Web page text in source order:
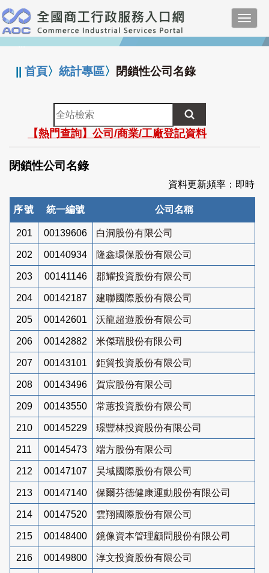
跳
到
主
要
:::
||首頁〉統計專區〉 閉鎖性公司名錄
全
站
檢
索
【熱門查詢】公司/商業/工廠登記資料
閉鎖性公司名錄
資料更新頻率：即時
序號 統一編號 公司名稱
201 00139606 白洞股份有限公司
202 00140934 隆鑫環保股份有限公司
203 00141146 郡耀投資股份有限公司
204 00142187 建聯國際股份有限公司
205 00142601 沃龍超遊股份有限公司
206 00142882 米傑瑞股份有限公司
207 00143101 鉅貿投資股份有限公司
208 00143496 賀宸股份有限公司
209 00143550 常蕙投資股份有限公司
210 00145229 璟豐林投資股份有限公司
211 00145473 端方股份有限公司
212 00147107 昊域國際股份有限公司
213 00147140 保爾芬德健康運動股份有限公司
214 00147520 雲翔國際股份有限公司
215 00148400 鏡像資本管理顧問股份有限公司
216 00149800 淳文投資股份有限公司